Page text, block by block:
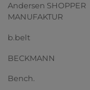
Andersen SHOPPER
MANUFAKTUR
b.belt
BECKMANN
Bench.